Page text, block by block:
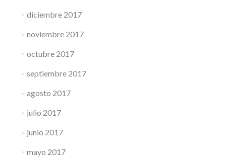
diciembre 2017
noviembre 2017
octubre 2017
septiembre 2017
agosto 2017
julio 2017
junio 2017
mayo 2017